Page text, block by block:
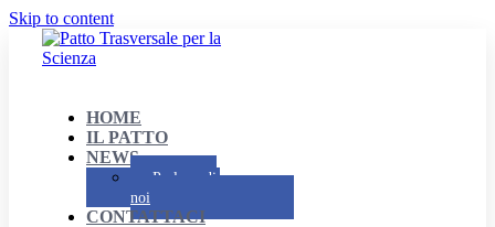
Skip to content
HOME
IL PATTO
NEWS
Parlano di
noi
CONTATTACI